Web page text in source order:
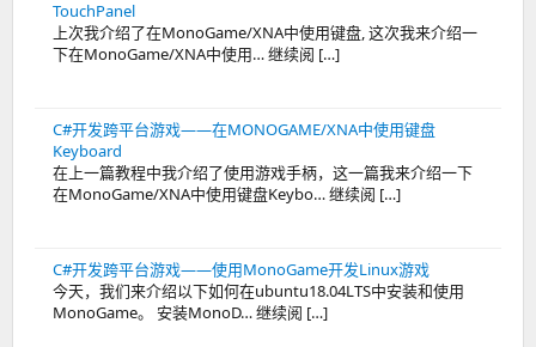
TouchPanel
上次我介绍了在MonoGame/XNA中使用键盘, 这次我来介绍一
下在MonoGame/XNA中使用… 继续阅 […]
C#开发跨平台游戏——在MONOGAME/XNA中使用键盘
Keyboard
在上一篇教程中我介绍了使用游戏手柄，这一篇我来介绍一下
在MonoGame/XNA中使用键盘Keybo… 继续阅 […]
C#开发跨平台游戏——使用MonoGame开发Linux游戏
今天，我们来介绍以下如何在ubuntu18.04LTS中安装和使用
MonoGame。 安装MonoD… 继续阅 […]